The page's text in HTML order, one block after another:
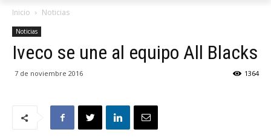
Inicio Noticias
Noticias
Iveco se une al equipo All Blacks
7 de noviembre 2016 1364